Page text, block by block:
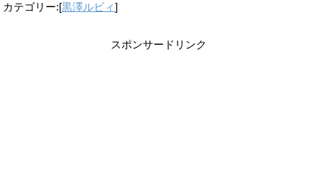
カテゴリー:[黒澤ルビィ]
スポンサードリンク